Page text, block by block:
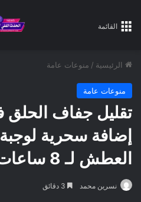
القائمة
الرئيسية / منوعات عامة
منوعات عامة
تقليل جفاف
إضافة سحرية
العطش لـ 8 ساعات كاملة
نسرين محمد